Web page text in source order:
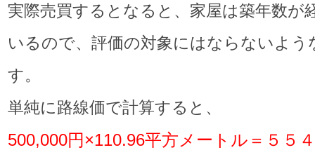
実際売買するとなると、家屋は築年数が
いるので、評価の対象にはならないよう
す。
単純に路線価で計算すると、
500,000円×110.96平方メートル＝５５